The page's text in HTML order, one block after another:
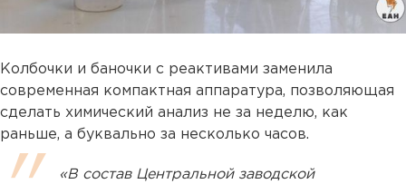
Колбочки и баночки с реактивами заменила
современная компактная аппаратура, позволяющая
сделать химический анализ не за неделю, как
раньше, а буквально за несколько часов.
«В состав Центральной заводской